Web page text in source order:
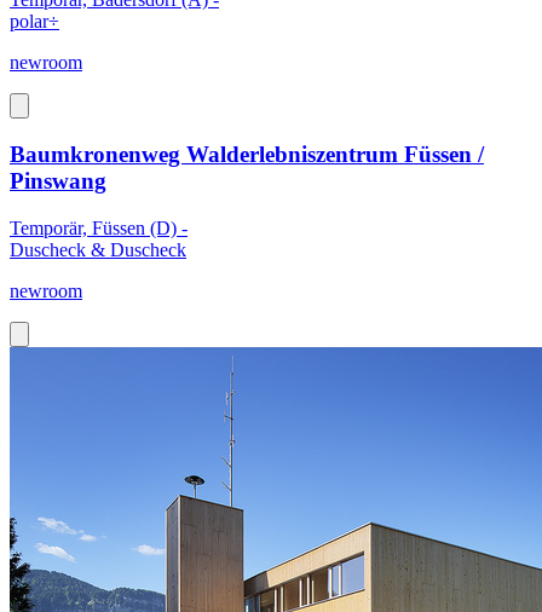
polar÷
newroom
Baumkronenweg Walderlebniszentrum Füssen /
Pinswang
Temporär, Füssen (D) -
Duscheck & Duscheck
newroom